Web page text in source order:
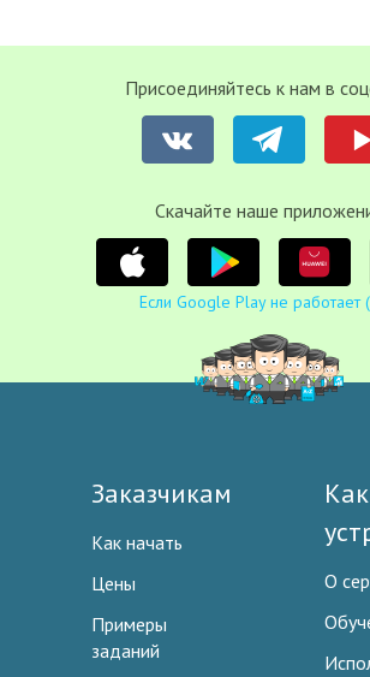
Присоединяйтесь к нам в
Cкачайте наше
Если Google Play не работает
Заказчикам
Как начать
Цены
Примеры
заданий
Как
О